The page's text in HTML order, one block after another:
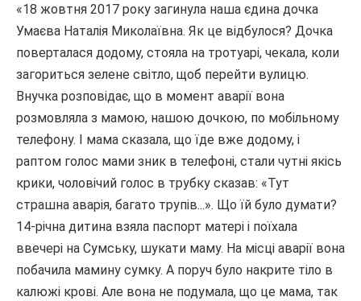
«18 жовтня 2017 року загинула наша єдина дочка
Умаєва Наталія Миколаївна. Як це відбулося? Дочка
поверталася додому, стояла на тротуарі, чекала, коли
загориться зелене світло, щоб перейти вулицю.
Внучка розповідає, що в момент аварії вона
розмовляла з мамою, нашою дочкою, по мобільному
телефону. І мама сказала, що їде вже додому, і
раптом голос мами зник в телефоні, стали чутні якісь
крики, чоловічий голос в трубку сказав: «Тут
страшна аварія, багато трупів...». Що їй було думати?
14-річна дитина взяла паспорт матері і поїхала
ввечері на Сумську, шукати маму. На місці аварії вона
побачила мамину сумку. А поруч було накрите тіло в
калюжі крові. Але вона не подумала, що це мама, так